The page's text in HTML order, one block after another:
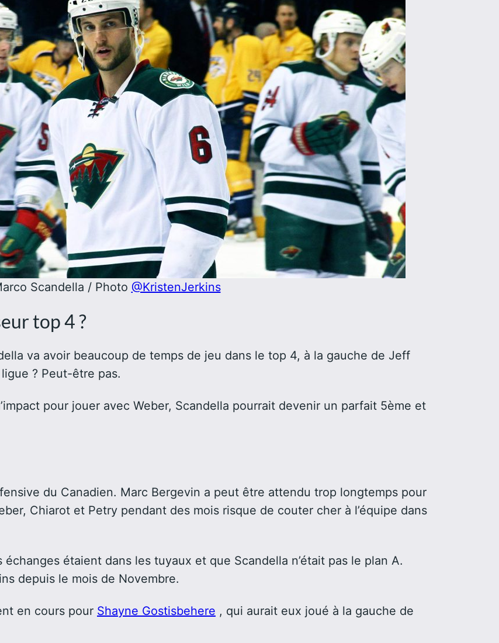
Scandella / Photo @KristenJerkins
top 4 ?
va avoir beaucoup de temps de jeu dans le top 4, à la gauche de Jeff
? Peut-être pas.
pour jouer avec Weber, Scandella pourrait devenir un parfait 5ème et
du Canadien. Marc Bergevin a peut être attendu trop longtemps pour
Chiarot et Petry pendant des mois risque de couter cher à l’équipe dans
étaient dans les tuyaux et que Scandella n’était pas le plan A.
depuis le mois de Novembre.
en cours pour Shayne Gostisbehere , qui aurait eux joué à la gauche de